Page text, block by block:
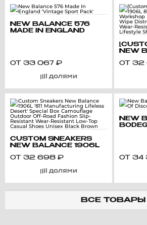
NEW BALANCE 576
MADE IN ENGLAND
ОТ 33 067 ₽
NEW
WIPE
LOW-
ОТ 32
CUSTOM SNEAKERS
NEW BALANCE 1906L
LIFELESS DESERT'
CAMOUFLAGE
RESISTANT WEAR-
RESISTANT LOW-TOP
ОТ 32 698 ₽
NEW
ОТ 34
ВСЕ ТОВАРЫ